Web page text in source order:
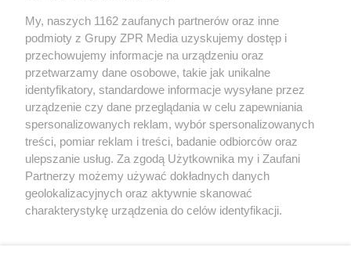
Żaden utwór zamieszczony w serwisie nie może być powielany i
rozpowszechniany lub dalej rozpowszechniany w jakikolwiek sposób (w
tym także elektroniczny lub mechaniczny) na jakimkolwiek polu
eksploatacji w jakiejkolwiek formie, włącznie z umieszczaniem w
Internecie bez pisemnej zgody właściciela praw. Jakiekolwiek użycie lub
wykorzystanie utworów w całości lub w części z naruszeniem prawa,
tzn. bez właściwej zgody, jest zabronione pod groźbą kary i może być
ścigane prawnie.
My, naszych 1162 zaufanych partnerów oraz inne
podmioty z Grupy ZPR Media uzyskujemy dostęp i
przechowujemy informacje na urządzeniu oraz
przetwarzamy dane osobowe, takie jak unikalne
identyfikatory, standardowe informacje wysyłane przez
urządzenie czy dane przeglądania w celu zapewniania
spersonalizowanych reklam, wybór spersonalizowanych
treści, pomiar reklam i treści, badanie odbiorców oraz
ulepszanie usług. Za zgodą Użytkownika my i Zaufani
Partnerzy możemy używać dokładnych danych
geolokalizacyjnych oraz aktywnie skanować
charakterystykę urządzenia do celów identyfikacji.